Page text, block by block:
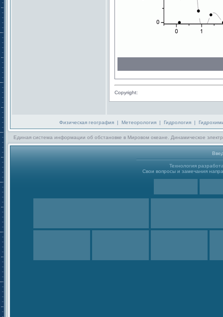
Copyright:
Физическая география | Метеорология | Гидрология |
Единая система информации об обстановке в Мировом океане. Динамическое
Технология
Свои вопросы и замечания